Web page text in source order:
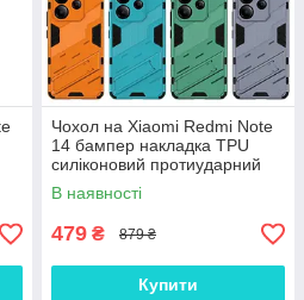
Чохол на Xiaomi Redmi Note
14 бампер накладка TPU
силіконовий протиударний
оригінальний "STRYKER"
В наявності
479 ₴ 879 ₴
Купити